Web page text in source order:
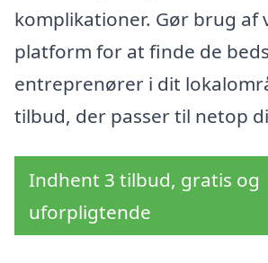
komplikationer. Gør brug af
platform for at finde de
entreprenører i dit
tilbud, der passer til netop
Indhent 3 tilbud, gratis og
uforpligtende